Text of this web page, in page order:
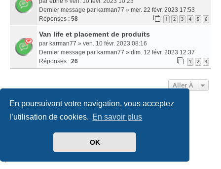
En poursuivant votre navigation, vous acceptez
l’utilisation de cookies. En savoir plus
OK
Dernier message par karman77 » mer. 22 févr. 2023 17:53
Réponses : 58 1 2 3 4 5 6
Van life et placement de produits
par karman77 » ven. 10 févr. 2023 08:16
Dernier message par karman77 » dim. 12 févr. 2023 12:37
Réponses : 26 1 2 3
Aller À
Accueil Politiques & cookies
phpBB® Forum Software © phpBB Limited
created by INVENTEA & v12mike